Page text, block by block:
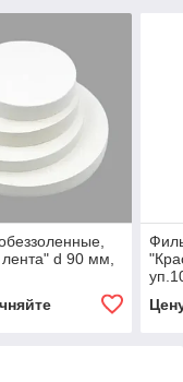
d 90 мм,